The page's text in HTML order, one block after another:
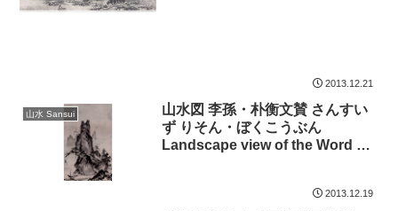
2013.12.21
山水 Sansui
山水図 李孫・朴衡文賛 さんすい
ず りそん・ぼくこうぶん
Landscape view of the Word of
2013.12.19